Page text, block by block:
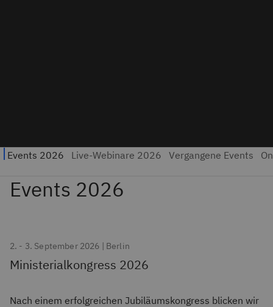
2. - 3. September 2026 | Berlin
Ministerialkongress 2026
Nach einem erfolgreichen Jubiläumskongress blicken wir